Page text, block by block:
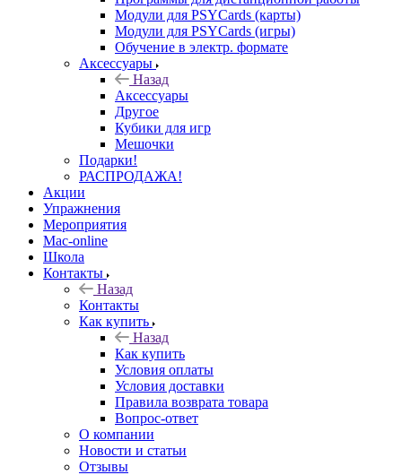
Модули для PSYCards (карты)
Модули для PSYCards (игры)
Обучение в электр. формате
Аксессуары
Назад
Аксессуары
Другое
Кубики для игр
Мешочки
Подарки!
РАСПРОДАЖА!
Акции
Упражнения
Мероприятия
Mac-online
Школа
Контакты
Назад
Контакты
Как купить
Назад
Как купить
Условия оплаты
Условия доставки
Правила возврата товара
Вопрос-ответ
О компании
Новости и статьи
Отзывы